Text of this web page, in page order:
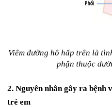
Viêm đường hô hấp trên là
phận thuộc
2. Nguyên nhân gây ra bệnh
trẻ em